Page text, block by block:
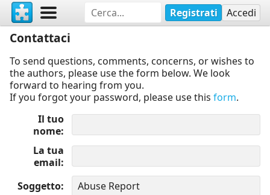
Registrati Accedi
Contattaci
To send questions, comments, concerns, or wishes to
the authors, please use the form below. We look
forward to hearing from you.
If you forgot your password, please use this form.
Il tuo
nome
La tua
email
Soggetto